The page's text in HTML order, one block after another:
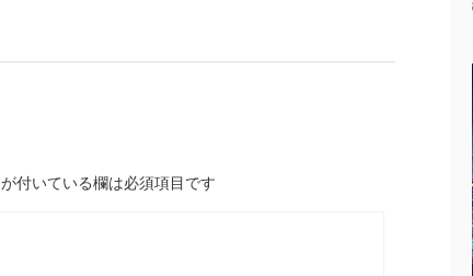
が付いている欄は必須項目です